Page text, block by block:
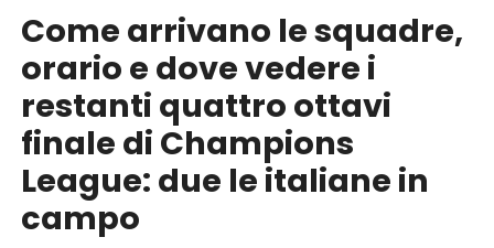
Come arrivano le squadre,
orario e dove vedere i
restanti quattro ottavi
finale di Champions
League: due le italiane in
campo